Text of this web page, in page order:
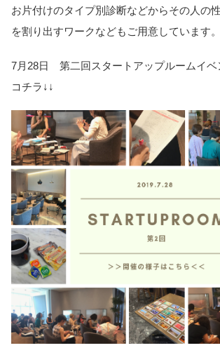
お片付けのタイプ別診断などからその人の
を割り出すワークなどもご用意しています。
7月28日 第二回スタートアップルームイベ
コチラ↓↓